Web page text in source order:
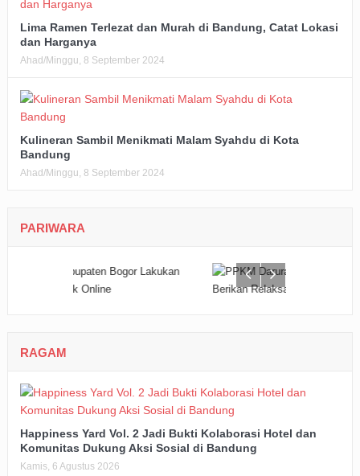
Lima Ramen Terlezat dan Murah di Bandung, Catat Lokasi
dan Harganya
Ahad/Minggu, 8 September 2024
Kulineran Sambil Menikmati Malam Syahdu di Kota
Bandung
Ahad/Minggu, 8 September 2024
PARIWARA
RAGAM
Happiness Yard Vol. 2 Jadi Bukti Kolaborasi Hotel dan
Komunitas Dukung Aksi Sosial di Bandung
Kamis, 6 Agustus 2026